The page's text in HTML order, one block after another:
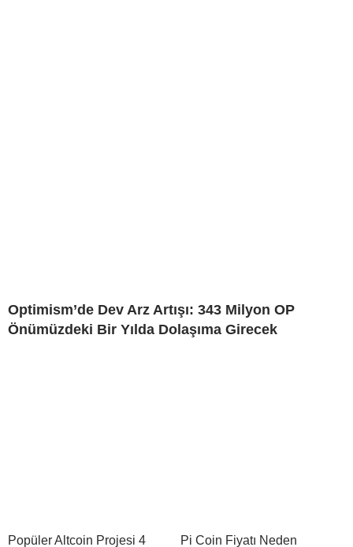
Optimism’de Dev Arz Artışı: 343 Milyon OP
Önümüzdeki Bir Yılda Dolaşıma Girecek
Popüler Altcoin Projesi 4
Pi Coin Fiyatı Neden